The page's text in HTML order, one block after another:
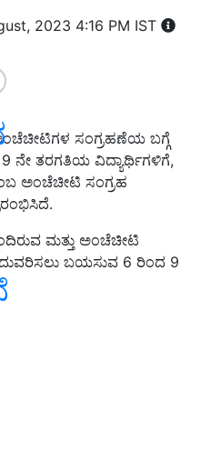
2023 4:16 PM IST
ಸಂಗ್ರಹಣೆಯ ಬಗ್ಗೆ
9 ನೇ ತರಗತಿಯ ವಿದ್ಯಾರ್ಥಿಗಳಿಗೆ,
ಅಂಚೆಚೀಟಿ ಸಂಗ್ರಹ
ಮತ್ತು ಅಂಚೆಚೀಟಿ
ಬಯಸುವ 6 ರಿಂದ 9